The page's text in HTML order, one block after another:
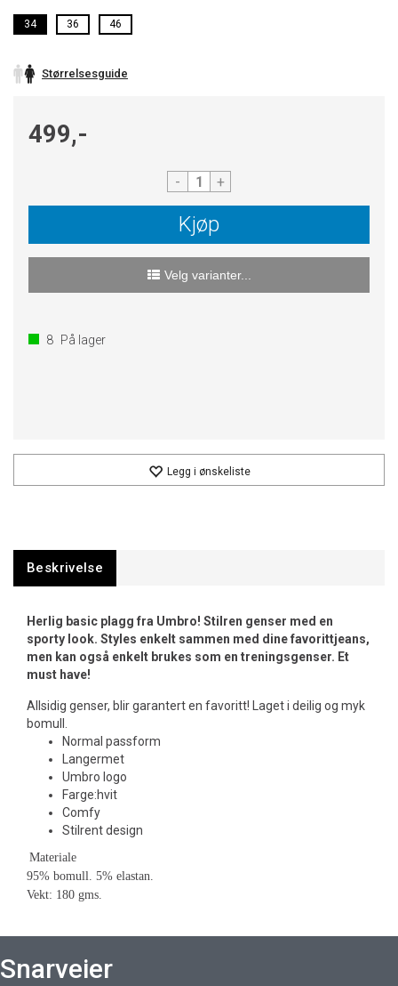
34 36 46
Størrelsesguide
499,-
- +
Kjøp
Velg varianter...
8 På lager
Legg i ønskeliste
Beskrivelse
Herlig basic plagg fra Umbro! Stilren genser med en
sporty look. Styles enkelt sammen med dine favorittjeans,
men kan også enkelt brukes som en treningsgenser. Et
must have!
Allsidig genser, blir garantert en favoritt! Laget i deilig og myk
bomull.
Normal passform
Langermet
Umbro logo
Farge:hvit
Comfy
Stilrent design
Materiale
95% bomull. 5% elastan.
Vekt: 180 gms.
Snarveier